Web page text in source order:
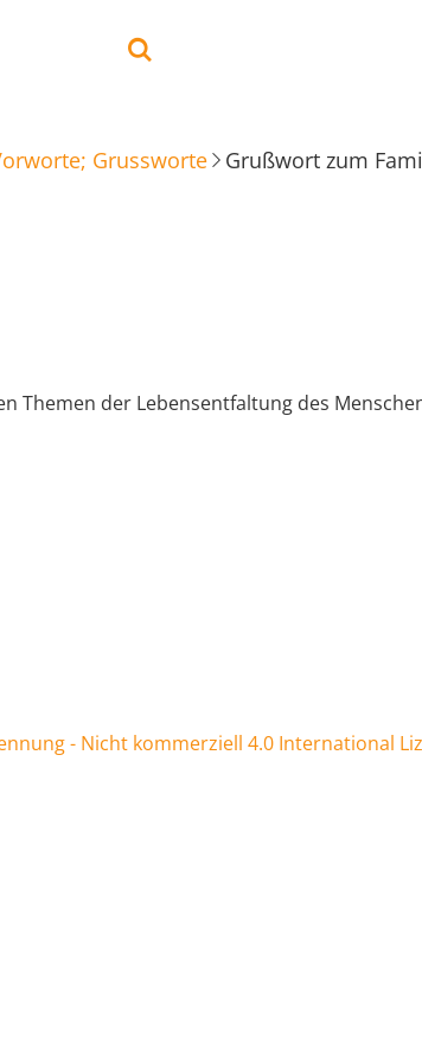
Grussworte Grußwort zum
Themen der Lebensentfaltung des
- Nicht kommerziell 4.0 International